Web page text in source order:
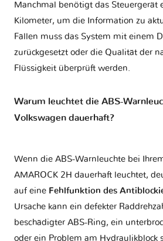
Manchmal benötigt das Steuergerät
Kilometer, um die Information zu
Fällen muss das System mit einem
zurückgesetzt oder die Qualität der
Flüssigkeit überprüft werden.
Warum leuchtet die ABS-
Volkswagen dauerhaft?
Wenn die ABS-Warnleuchte bei
AMAROCK 2H dauerhaft leuchtet,
auf eine Fehlfunktion des
Ursache kann ein defekter
beschädigter ABS-Ring, ein
oder ein Problem am Hydraulikblock